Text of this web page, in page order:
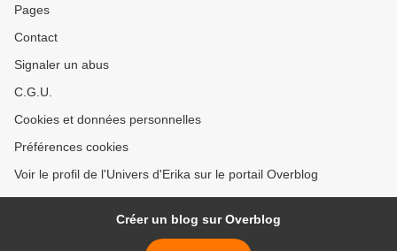
Pages
Contact
Signaler un abus
C.G.U.
Cookies et données personnelles
Préférences cookies
Voir le profil de l'Univers d'Erika sur le portail Overblog
Créer un blog sur Overblog